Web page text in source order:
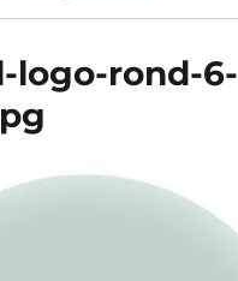
logo-rond-6-